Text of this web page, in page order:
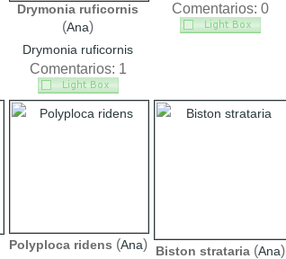
Drymonia ruficornis
(Ana)
Drymonia ruficornis
Comentarios: 1
Comentarios: 0
Polyploca ridens (Ana) Biston strataria (Ana)